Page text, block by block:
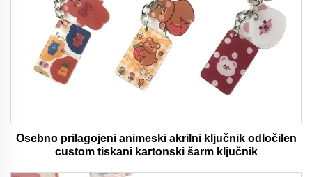
Osebno prilagojeni animeski akrilni ključnik odločilen
custom tiskani kartonski šarm ključnik